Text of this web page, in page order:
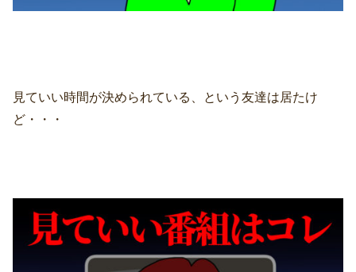
見ていい時間が決められている、という友達は居たけ
ど・・・